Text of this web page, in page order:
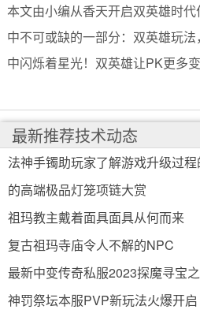
本文由小编从香天开启双英雄时
中不可或缺的一部分：双英雄玩
中闪烁着星光！双英雄让PK更多
最新推荐技术动态
法神手镯助玩家了解游戏升级过
的高端极品灯笼项链大赏
祖玛教主戴着面具面具从何而来
复古祖玛寺庙令人不解的NPC
最新中变传奇私服2023探魔寻宝
神罚祭坛本服PVP新玩法火爆开启